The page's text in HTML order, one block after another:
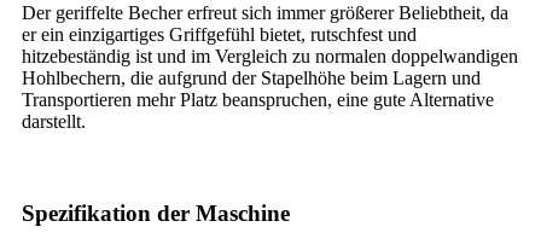
Der geriffelte Becher erfreut sich immer größerer Beliebtheit, da
er ein einzigartiges Griffgefühl bietet, rutschfest und
hitzebeständig ist und im Vergleich zu normalen doppelwandigen
Hohlbechern, die aufgrund der Stapelhöhe beim Lagern und
Transportieren mehr Platz beanspruchen, eine gute Alternative
darstellt.
Spezifikation der Maschine